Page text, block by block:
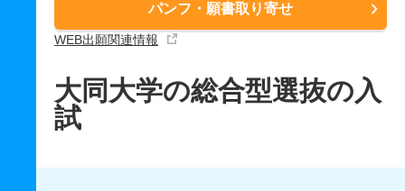
パンフ・願書取り寄せ
WEB出願関連情報
大同大学の総合型選抜の入
試